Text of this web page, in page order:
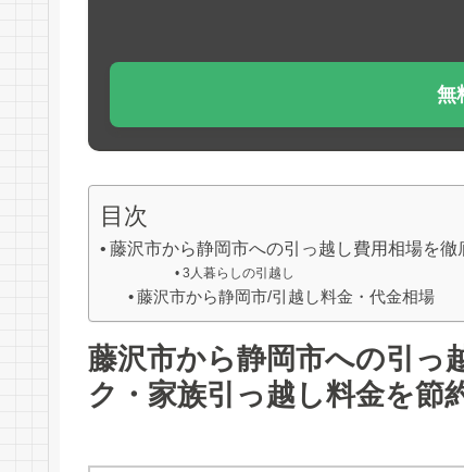
無
目次
藤沢市から静岡市への引っ越し費用相場を
3人暮らしの引越し
藤沢市から静岡市/引越し料金・代金相場
藤沢市から静岡市への引っ
ク・家族引っ越し料金を節